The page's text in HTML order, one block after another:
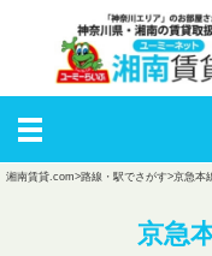
湘南賃貸.com>路線・駅でさがす>京急本
京急